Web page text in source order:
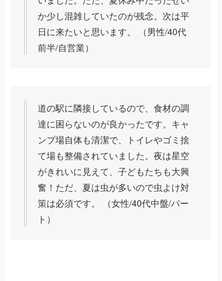
か少し混雑していたのが残念。次は平
日に来たいと思います。 （男性/40代
前半/自営業）
道の駅に隣接しているので、食材の調
達に困らないのが良かったです。キャ
ンプ場自体も清潔で、トイレやゴミ捨
て場も整備されていました。夜は星空
がきれいに見えて、子どもたちも大興
奮！ただ、夏は虫が多いので虫よけ対
策は必須です。 （女性/40代中盤/パー
ト）